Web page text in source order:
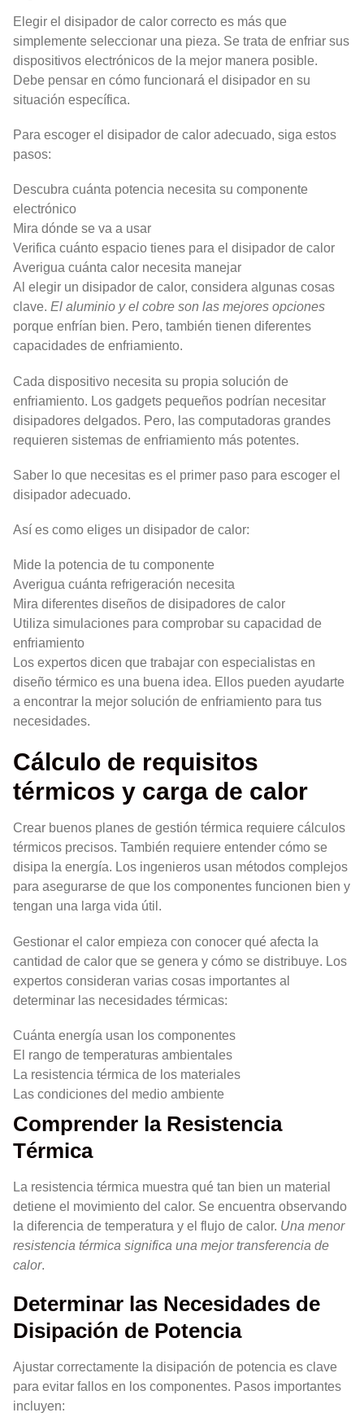
Elegir el disipador de calor correcto es más que
simplemente seleccionar una pieza. Se trata de enfriar sus
dispositivos electrónicos de la mejor manera posible.
Debe pensar en cómo funcionará el disipador en su
situación específica.
Para escoger el disipador de calor adecuado, siga estos
pasos:
Descubra cuánta potencia necesita su componente
electrónico
Mira dónde se va a usar
Verifica cuánto espacio tienes para el disipador de calor
Averigua cuánta calor necesita manejar
Al elegir un disipador de calor, considera algunas cosas
clave. El aluminio y el cobre son las mejores opciones
porque enfrían bien. Pero, también tienen diferentes
capacidades de enfriamiento.
Cada dispositivo necesita su propia solución de
enfriamiento. Los gadgets pequeños podrían necesitar
disipadores delgados. Pero, las computadoras grandes
requieren sistemas de enfriamiento más potentes.
Saber lo que necesitas es el primer paso para escoger el
disipador adecuado.
Así es como eliges un disipador de calor:
Mide la potencia de tu componente
Averigua cuánta refrigeración necesita
Mira diferentes diseños de disipadores de calor
Utiliza simulaciones para comprobar su capacidad de
enfriamiento
Los expertos dicen que trabajar con especialistas en
diseño térmico es una buena idea. Ellos pueden ayudarte
a encontrar la mejor solución de enfriamiento para tus
necesidades.
Cálculo de requisitos
térmicos y carga de calor
Crear buenos planes de gestión térmica requiere cálculos
térmicos precisos. También requiere entender cómo se
disipa la energía. Los ingenieros usan métodos complejos
para asegurarse de que los componentes funcionen bien y
tengan una larga vida útil.
Gestionar el calor empieza con conocer qué afecta la
cantidad de calor que se genera y cómo se distribuye. Los
expertos consideran varias cosas importantes al
determinar las necesidades térmicas:
Cuánta energía usan los componentes
El rango de temperaturas ambientales
La resistencia térmica de los materiales
Las condiciones del medio ambiente
Comprender la Resistencia
Térmica
La resistencia térmica muestra qué tan bien un material
detiene el movimiento del calor. Se encuentra observando
la diferencia de temperatura y el flujo de calor. Una menor
resistencia térmica significa una mejor transferencia de
calor.
Determinar las Necesidades de
Disipación de Potencia
Ajustar correctamente la disipación de potencia es clave
para evitar fallos en los componentes. Pasos importantes
incluyen: